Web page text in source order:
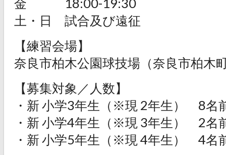
金 18:00-19:30
土・日 試合及び遠征
【練習会場】
奈良市柏木公園球技場（奈良市柏木
【募集対象／人数】
・新 小学3年生（※現 2年生） 8名
・新 小学4年生（※現 3年生） 2名
・新 小学5年生（※現 4年生） 4名